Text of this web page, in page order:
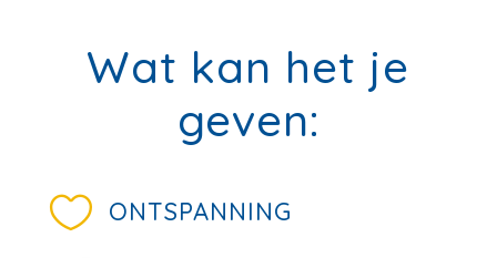
Wat kan het je
geven:
 ONTSPANNING